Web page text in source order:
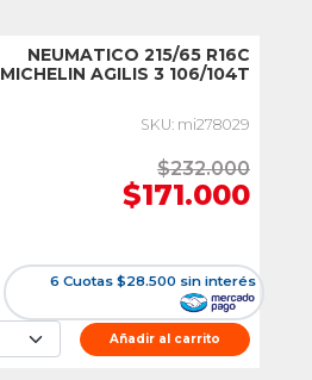
NEUMATICO 215/65 R16C
MICHELIN AGILIS 3 106/104T
SKU: mi278029
$232.000
$171.000
6 Cuotas $28.500 sin interés
Añadir al carrito